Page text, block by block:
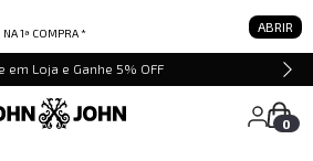
NA 1ª COMPRA * ABRIR
em Loja e Ganhe 5% OFF
0